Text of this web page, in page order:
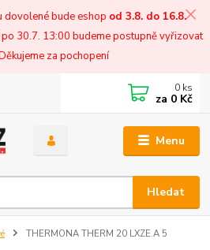
dovolené bude eshop od 3.8. do 16.8.
30.7. 13:00 budeme postupně vyřizovat
za pochopení
Menu
Hledat
0 ks
za 0 Kč
THERMONA THERM 20 LXZE.A 5